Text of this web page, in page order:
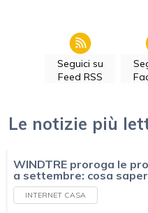
Seguici su
Feed RSS
Le notizie più
WINDTRE proroga le
a settembre: cosa
INTERNET CASA